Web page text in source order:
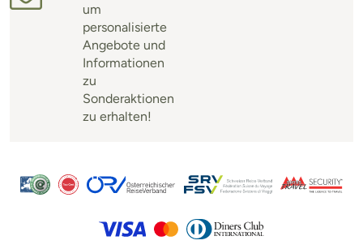
um
personalisierte
Angebote und
Informationen
zu
Sonderaktionen
zu erhalten!